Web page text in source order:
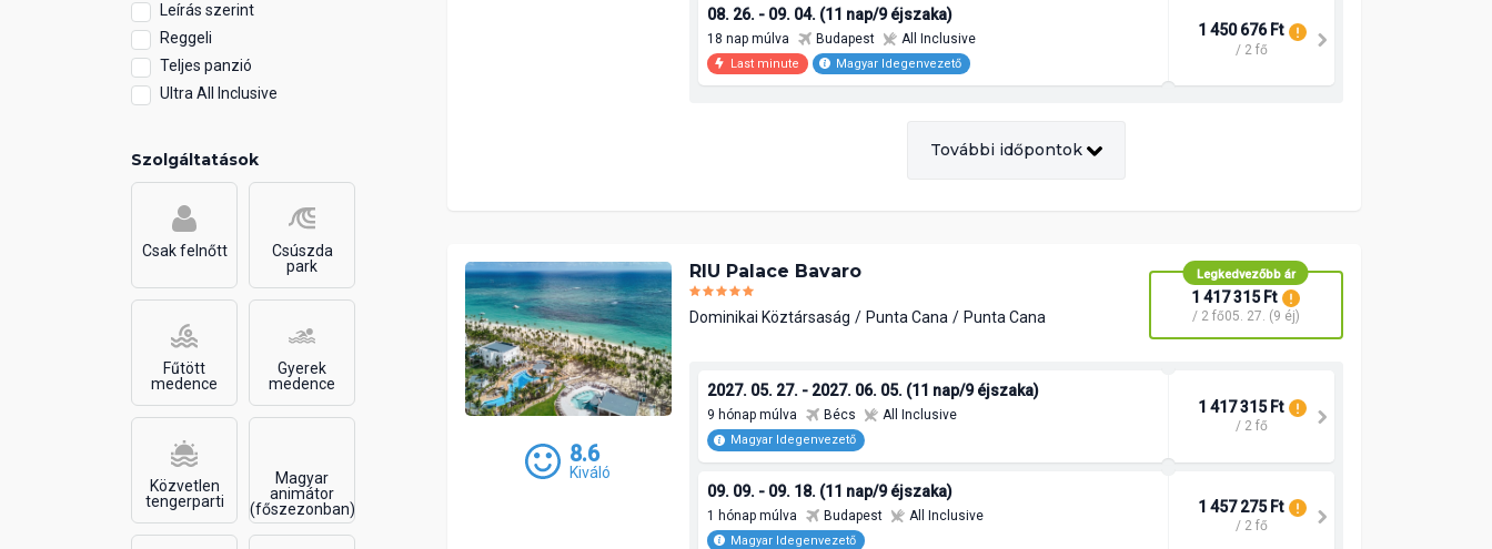
Leírás szerint
Reggeli
Teljes panzió
Ultra All Inclusive
Szolgáltatások
Csak felnőtt
Csúszda
park
Fűtött
medence
Gyerek
medence
Közvetlen
tengerparti
Magyar
animátor
(főszezonban)
08. 26. - 09. 04. (11 nap/9 éjszaka)
18 nap múlva Budapest All Inclusive
Last minute Magyar Idegenvezető
1 450 676 Ft
/ 2 fő
További időpontok
8.6
Kiváló
RIU Palace Bavaro
Dominikai Köztársaság Punta Cana Punta Cana
Legkedvezőbb ár
1 417 315 Ft
/ 2 fő05. 27. (9 éj)
2027. 05. 27. - 2027. 06. 05. (11 nap/9 éjszaka)
9 hónap múlva Bécs All Inclusive
Magyar Idegenvezető
1 417 315 Ft
/ 2 fő
09. 09. - 09. 18. (11 nap/9 éjszaka)
1 hónap múlva Budapest All Inclusive
Magyar Idegenvezető
1 457 275 Ft
/ 2 fő